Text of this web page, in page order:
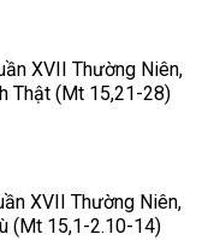
XVII Thường Niên,
Thật (Mt 15,21-28)
XVII Thường Niên,
(Mt 15,1-2.10-14)